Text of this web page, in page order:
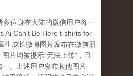
多位身在大陆的微信用户将一
Ai Can’t Be Here t-shirts for
生成长微博图片发布在微信朋
片均被提示“无法上传”，且
一。上述用户发布其他图片